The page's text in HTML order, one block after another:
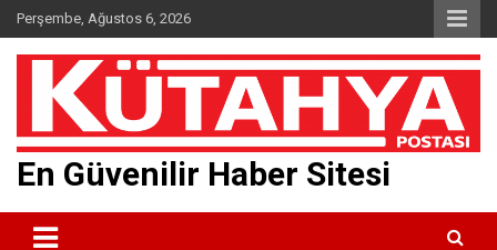
Skip
to
content
Perşembe, Ağustos 6, 2026
En Güvenilir Haber Sitesi